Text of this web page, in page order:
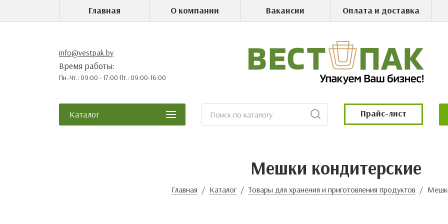
Главная О компании Вакансии Оплата и доставка
info@vestpak.by
Время работы:
Пн.-Чт.: 09:00 - 17:00 Пт.: 09:00-16:00
Каталог Прайс-лист
Мешки кондитерские
Главная Каталог Товары для хранения и приготовления продуктов